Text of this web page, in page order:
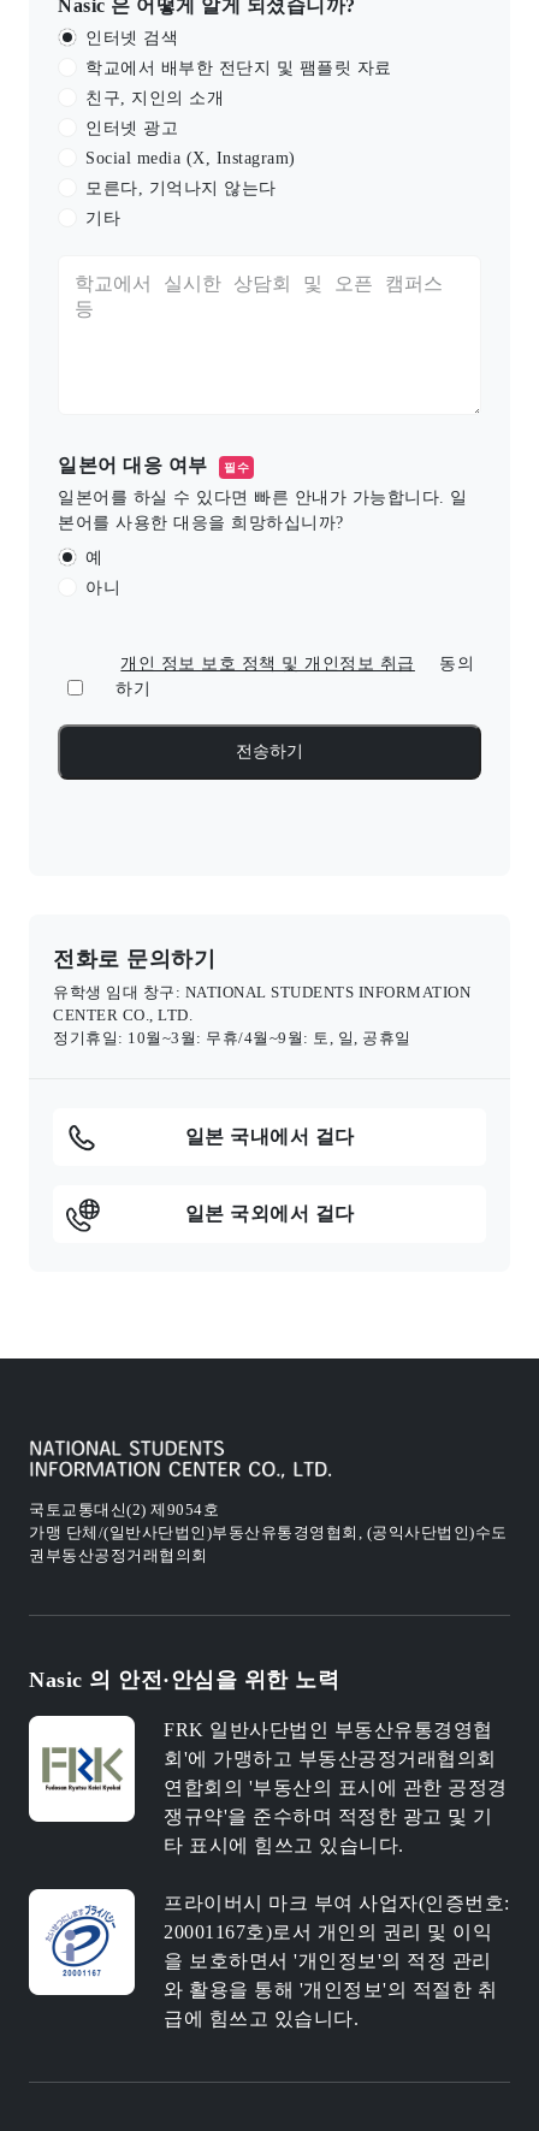
Nasic 은 어떻게 알게 되셨습니까?
인터넷 검색
학교에서 배부한 전단지 및 팸플릿 자료
친구, 지인의 소개
인터넷 광고
Social media (X, Instagram)
모른다, 기억나지 않는다
기타
일본어 대응 여부 필수
일본어를 하실 수 있다면 빠른 안내가 가능합니다. 일
본어를 사용한 대응을 희망하십니까?
예
아니
개인 정보 보호 정책 및 개인정보 취급
동의
하기
전화로 문의하기
유학생 임대 창구: NATIONAL STUDENTS INFORMATION
CENTER CO., LTD.
정기휴일: 10월~3월: 무휴/4월~9월: 토, 일, 공휴일
일본 국내에서 걸다
일본 국외에서 걸다
국토교통대신(2) 제9054호
가맹 단체/(일반사단법인)부동산유통경영협회, (공익사단법인)수도
권부동산공정거래협의회
Nasic 의 안전·안심을 위한 노력
FRK 일반사단법인 부동산유통경영협
회'에 가맹하고 부동산공정거래협의회
연합회의 '부동산의 표시에 관한 공정경
쟁규약'을 준수하며 적정한 광고 및 기
타 표시에 힘쓰고 있습니다.
프라이버시 마크 부여 사업자(인증번호:
20001167호)로서 개인의 권리 및 이익
을 보호하면서 '개인정보'의 적정 관리
와 활용을 통해 '개인정보'의 적절한 취
급에 힘쓰고 있습니다.